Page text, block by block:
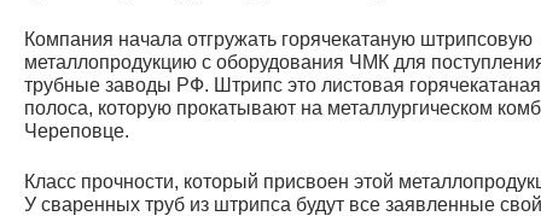
Компания начала отгружать горячекатаную штрипсовую
металлопродукцию с оборудования ЧМК для
трубные заводы РФ. Штрипс это листовая горячекатаная
полоса, которую прокатывают на металлургическом
Череповце.
Класс прочности, который присвоен этой
У сваренных труб из штрипса будут все заявленные